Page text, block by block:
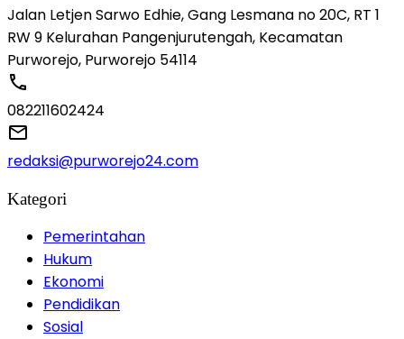
Jalan Letjen Sarwo Edhie, Gang Lesmana no 20C, RT 1
RW 9 Kelurahan Pangenjurutengah, Kecamatan
Purworejo, Purworejo 54114
082211602424
redaksi@purworejo24.com
Kategori
Pemerintahan
Hukum
Ekonomi
Pendidikan
Sosial